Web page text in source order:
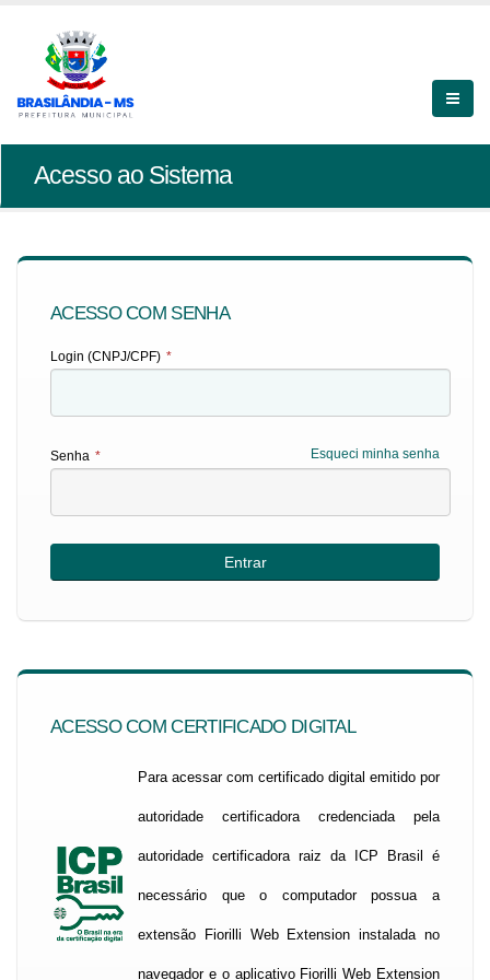
Acesso ao Sistema
ACESSO COM SENHA
Login (CNPJ/CPF) *
Esqueci minha senha
Senha *
ACESSO COM CERTIFICADO DIGITAL
Para acessar com certificado digital emitido por
autoridade certificadora credenciada pela
autoridade certificadora raiz da ICP Brasil é
necessário que o computador possua a
extensão Fiorilli Web Extension instalada no
navegador e o aplicativo Fiorilli Web Extension